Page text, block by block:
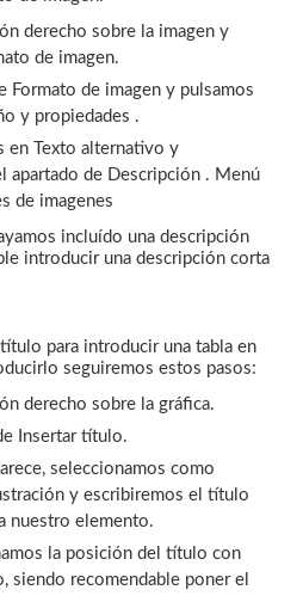
derecho sobre la imagen y
de imagen.
Formato de imagen y pulsamos
y propiedades .
en Texto alternativo y
apartado de Descripción . Menú
de imagenes
incluído una descripción
introducir una descripción corta
para introducir una tabla en
seguiremos estos pasos:
derecho sobre la gráfica.
Insertar título.
seleccionamos como
y escribiremos el título
nuestro elemento.
la posición del título con
siendo recomendable poner el